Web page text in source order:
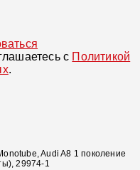
с Политикой
.
Audi A8 1 поколение
29974-1